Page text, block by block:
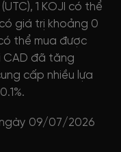
1 KOJI có thể
giá trị khoảng 0
thể mua được
CAD đã tăng
cấp nhiều lựa
ngày 09/07/2026